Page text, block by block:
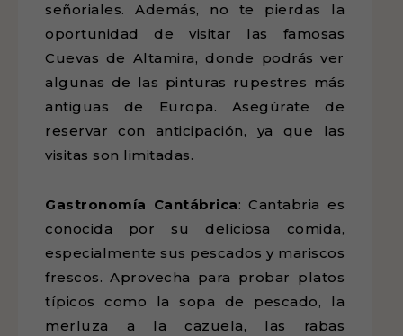
señoriales. Además, no te pierdas la
oportunidad de visitar las famosas
Cuevas de Altamira, donde podrás ver
algunas de las pinturas rupestres más
antiguas de Europa. Asegúrate de
reservar con anticipación, ya que las
visitas son limitadas.
Gastronomía Cantábrica: Cantabria es
conocida por su deliciosa comida,
especialmente sus pescados y mariscos
frescos. Aprovecha para probar platos
típicos como la sopa de pescado, la
merluza a la cazuela, las rabas